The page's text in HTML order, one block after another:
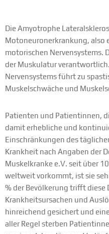
Die Amyotrophe
Motoneuronerkrankung, also
motorischen Nervensystems.
der Muskulatur
Nervensystems führt zu
Muskelschwäche und
Patienten und Patientinnen,
damit erhebliche und
Einschränkungen des
Krankheit nach Angaben der
Muskelkranke e.V. seit über
weltweit vorkommt, ist sie
% der Bevölkerung trifft diese
Krankheitsursachen und
hinreichend gesichert und
aller Regel sterben